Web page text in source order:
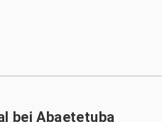
bei Abaetetuba